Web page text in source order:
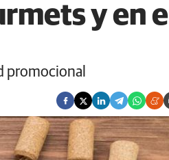
y en el
promocional